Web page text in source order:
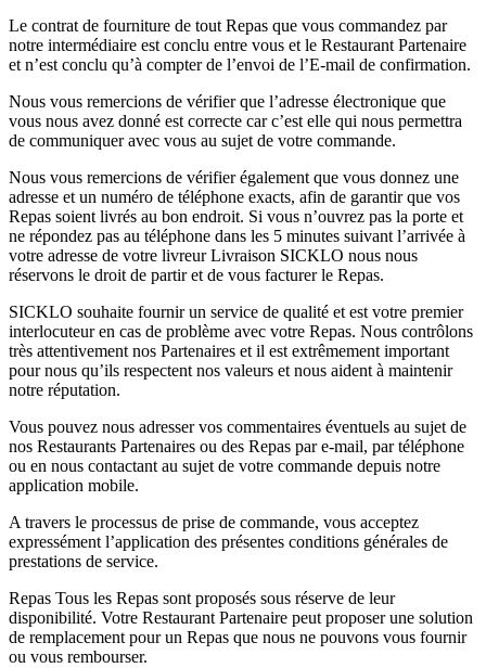
Le contrat de fourniture de tout Repas que vous commandez par
notre intermédiaire est conclu entre vous et le Restaurant Partenaire
et n’est conclu qu’à compter de l’envoi de l’E-mail de confirmation.
Nous vous remercions de vérifier que l’adresse électronique que
vous nous avez donné est correcte car c’est elle qui nous permettra
de communiquer avec vous au sujet de votre commande.
Nous vous remercions de vérifier également que vous donnez une
adresse et un numéro de téléphone exacts, afin de garantir que vos
Repas soient livrés au bon endroit. Si vous n’ouvrez pas la porte et
ne répondez pas au téléphone dans les 5 minutes suivant l’arrivée à
votre adresse de votre livreur Livraison SICKLO nous nous
réservons le droit de partir et de vous facturer le Repas.
SICKLO souhaite fournir un service de qualité et est votre premier
interlocuteur en cas de problème avec votre Repas. Nous contrôlons
très attentivement nos Partenaires et il est extrêmement important
pour nous qu’ils respectent nos valeurs et nous aident à maintenir
notre réputation.
Vous pouvez nous adresser vos commentaires éventuels au sujet de
nos Restaurants Partenaires ou des Repas par e-mail, par téléphone
ou en nous contactant au sujet de votre commande depuis notre
application mobile.
A travers le processus de prise de commande, vous acceptez
expressément l’application des présentes conditions générales de
prestations de service.
Repas Tous les Repas sont proposés sous réserve de leur
disponibilité. Votre Restaurant Partenaire peut proposer une solution
de remplacement pour un Repas que nous ne pouvons vous fournir
ou vous rembourser.